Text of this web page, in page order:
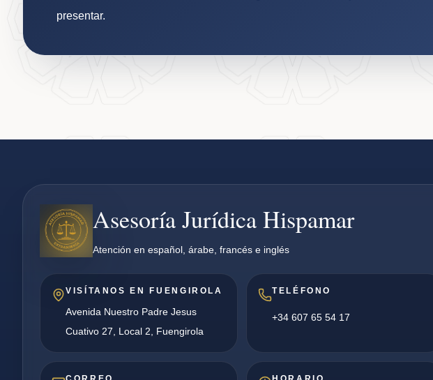
presentar.
Asesoría Jurídica Hispamar
Atención en español, árabe, francés e inglés
VISÍTANOS EN FUENGIROLA
Avenida Nuestro Padre Jesus
Cuativo 27, Local 2, Fuengirola
TELÉFONO
+34 607 65 54 17